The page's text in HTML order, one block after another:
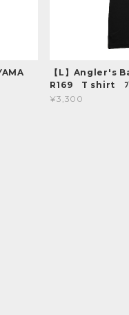
【L】Angler's
R169 T shirt ﾌ
¥3,300